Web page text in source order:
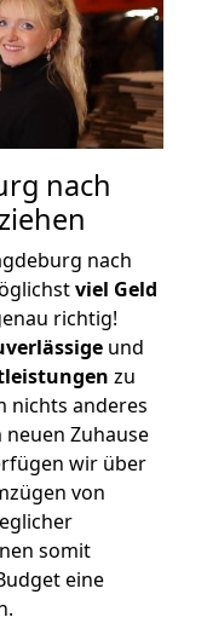
nach
nach
viel Geld
richtig!
und
zu
nichts anderes
Zuhause
wir über
von
somit
eine